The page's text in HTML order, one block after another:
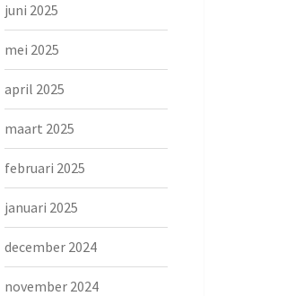
juni 2025
mei 2025
april 2025
maart 2025
februari 2025
januari 2025
december 2024
november 2024